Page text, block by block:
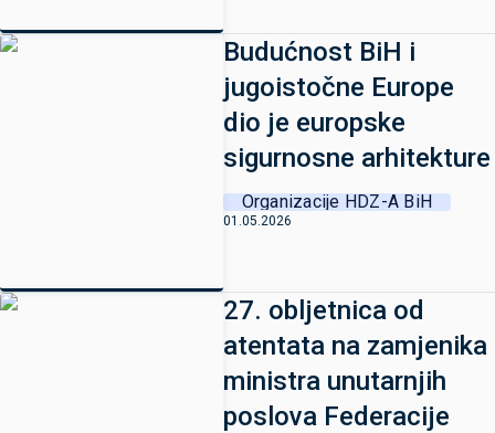
Budućnost BiH i
jugoistočne Europe
dio je europske
sigurnosne arhitekture
Organizacije HDZ-A BiH
01.05.2026
27. obljetnica od
atentata na zamjenika
ministra unutarnjih
poslova Federacije